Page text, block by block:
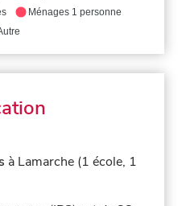
Ménages 1 personne
à Lamarche (1 école, 1